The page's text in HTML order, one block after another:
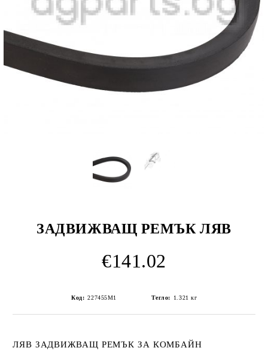
ЗАДВИЖВАЩ РЕМЪК ЛЯВ
€141.02
Код: 227455M1 Тегло: 1.321 кг
ЛЯВ ЗАДВИЖВАЩ РЕМЪК ЗА КОМБАЙН